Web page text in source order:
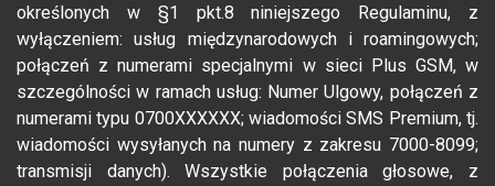
określonych w §1 pkt.8 niniejszego Regulaminu, z
wyłączeniem: usług międzynarodowych i roamingowych;
połączeń z numerami specjalnymi w sieci Plus GSM, w
szczególności w ramach usług: Numer Ulgowy, połączeń z
numerami typu 0700XXXXXX; wiadomości SMS Premium, tj.
wiadomości wysyłanych na numery z zakresu 7000-8099;
transmisji danych). Wszystkie połączenia głosowe, z